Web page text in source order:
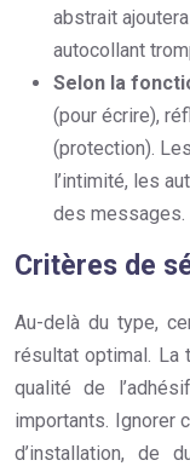
abstrait
autocollant
Selon la
(pour écrire),
(protection).
l’intimité, les
des messages.
Critères de
Au-delà du type,
résultat optimal. La
qualité de
importants. Ignorer
d’installation, de